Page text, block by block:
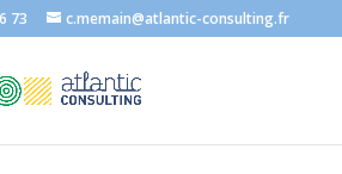
73 c.memain@atlantic-consulting.fr